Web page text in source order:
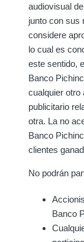
audiovisual
junto con sus
considere
lo cual es
este sentido,
Banco
cualquier otro
publicitario
otra. La no
Banco
clientes
No podrán
Banco